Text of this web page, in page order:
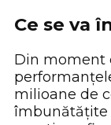
Ce se va
Din moment
milioane de
îmbunătățite